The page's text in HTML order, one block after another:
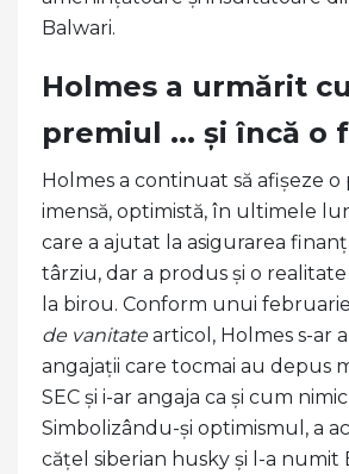
Balwari.
Holmes a urmărit
premiul ... și încă o
Holmes a continuat să afișeze o
imensă, optimistă, în ultimele
care a ajutat la asigurarea
târziu, dar a produs și o
la birou. Conform unui
de vanitatearticol, Holmes s-ar
angajații care tocmai au depus
SEC și i-ar angaja ca și cum
Simbolizându-și optimismul, a
cățel siberian husky și l-a numit